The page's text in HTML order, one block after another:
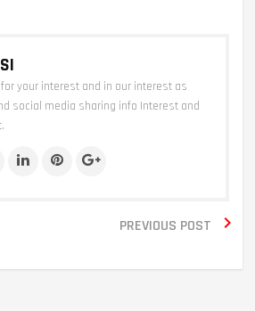
your interest and in our interest as
social media sharing info Interest and
PREVIOUS POST 